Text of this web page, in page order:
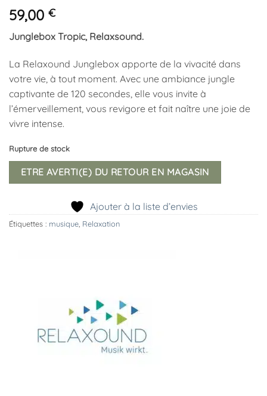
59,00 €
Junglebox Tropic, Relaxsound.
La Relaxound Junglebox apporte de la vivacité dans
votre vie, à tout moment. Avec une ambiance jungle
captivante de 120 secondes, elle vous invite à
l’émerveillement, vous revigore et fait naître une joie de
vivre intense.
Rupture de stock
ETRE AVERTI(E) DU RETOUR EN MAGASIN
Ajouter à la liste d’envies
Étiquettes : musique Relaxation